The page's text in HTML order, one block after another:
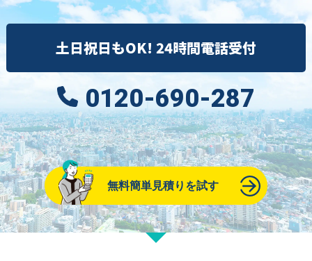
土日祝日もOK! 24時間電話受付
0120-690-287
無料簡単見積りを試す